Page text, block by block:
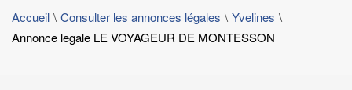
Accueil Consulter les annonces légales
Yvelines
Annonce legale LE VOYAGEUR DE MONTESSON